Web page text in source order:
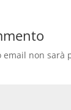
email non sarà